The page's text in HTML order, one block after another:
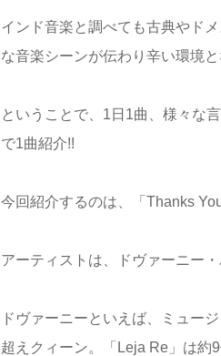
インド音楽と調べても古典やド
な音楽シーンが伝わり辛い環境
ということで、1日1曲、様々な
で1曲紹介!!
今回紹介するのは、「Thanks You
アーティストは、ドヴァーニー
ドヴァーニーといえば、ミュー
超えクィーン。「Leja Re」は約